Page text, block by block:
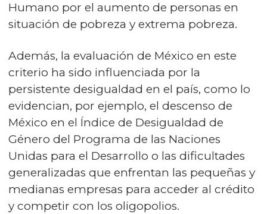
Humano por el aumento de personas en
situación de pobreza y extrema pobreza.
Además, la evaluación de México en este
criterio ha sido influenciada por la
persistente desigualdad en el país, como lo
evidencian, por ejemplo, el descenso de
México en el Índice de Desigualdad de
Género del Programa de las Naciones
Unidas para el Desarrollo o las dificultades
generalizadas que enfrentan las pequeñas y
medianas empresas para acceder al crédito
y competir con los oligopolios.